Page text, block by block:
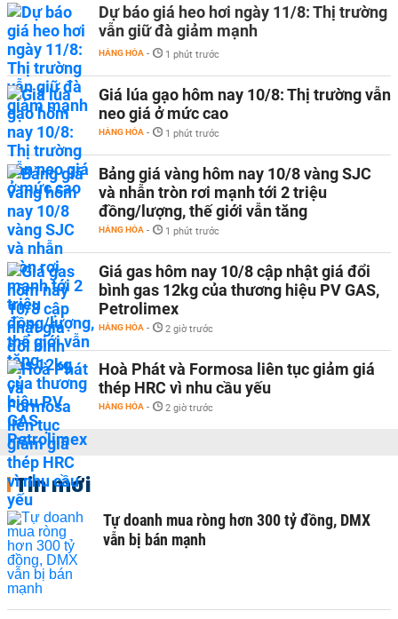
Dự báo giá heo hơi ngày 11/8: Thị trường
vẫn giữ đà giảm mạnh
HÀNG HÓA - 1 phút trước
Giá lúa gạo hôm nay 10/8: Thị trường vẫn
neo giá ở mức cao
HÀNG HÓA - 1 phút trước
Bảng giá vàng hôm nay 10/8 vàng SJC
và nhẫn tròn rơi mạnh tới 2 triệu
đồng/lượng, thế giới vẫn tăng
HÀNG HÓA - 1 phút trước
Giá gas hôm nay 10/8 cập nhật giá đổi
bình gas 12kg của thương hiệu PV GAS,
Petrolimex
HÀNG HÓA - 2 giờ trước
Hoà Phát và Formosa liên tục giảm giá
thép HRC vì nhu cầu yếu
HÀNG HÓA - 2 giờ trước
Tin mới
Tự doanh mua ròng hơn 300 tỷ đồng, DMX
vẫn bị bán mạnh